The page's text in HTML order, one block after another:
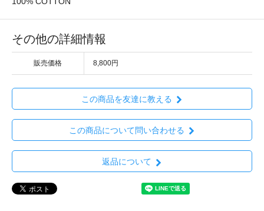
その他の詳細情報
販売価格 8,800円
この商品を友達に教える
この商品について問い合わせる
返品について